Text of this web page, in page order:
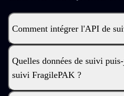
Comment intégrer l'API de
Quelles données de suivi
suivi FragilePAK ?